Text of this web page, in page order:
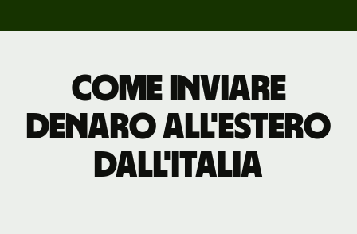
Come inviare
denaro all'estero
dall'Italia